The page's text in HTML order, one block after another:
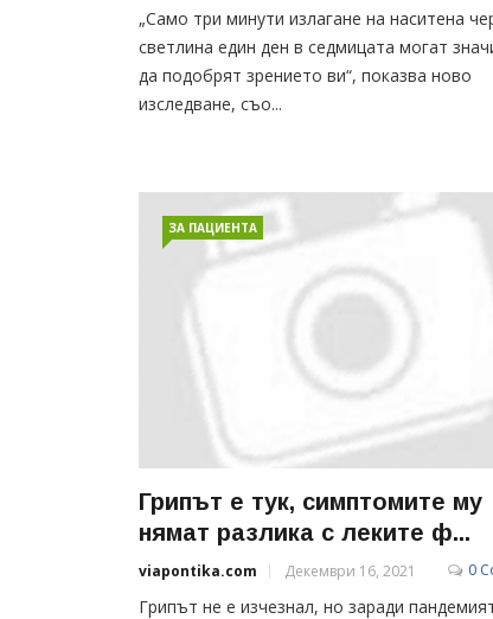
„Само три минути излагане на наситена
светлина един ден в седмицата могат
да подобрят зрението ви“, показва ново
изследване, съо...
ЗА ПАЦИЕНТА
Грипът е тук, симптомите му
нямат разлика с леките ф...
viapontika.com Декември 16, 2021 0
Грипът не е изчезнал, но заради